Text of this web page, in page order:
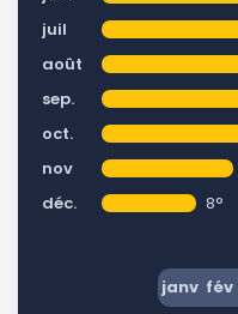
juil
août
sep.
oct.
nov
déc.
8°
janv fév